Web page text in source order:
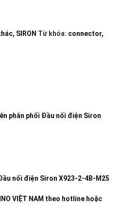
, SIRON Từ khóa: connector,
phân phối Đầu nối điện Siron
nối điện Siron X923-2-4B-M25
VIỆT NAM theo hotline hoặc